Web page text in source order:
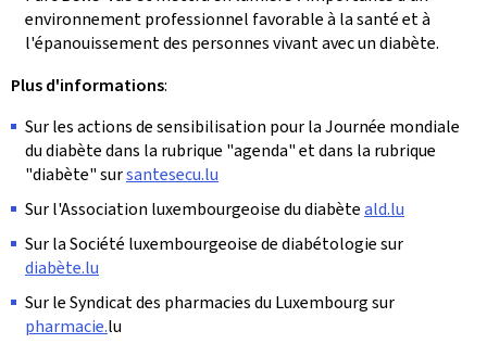
environnement professionnel favorable à la santé et à
l'épanouissement des personnes vivant avec un diabète.
Plus d'informations:
Sur les actions de sensibilisation pour la Journée mondiale
du diabète dans la rubrique "agenda" et dans la rubrique
"diabète" sursantesecu.lu
Sur l'Association luxembourgeoise du diabèteald.lu
Sur la Société luxembourgeoise de diabétologie sur
diabète.lu
Sur le Syndicat des pharmacies du Luxembourg sur
pharmacie.lu